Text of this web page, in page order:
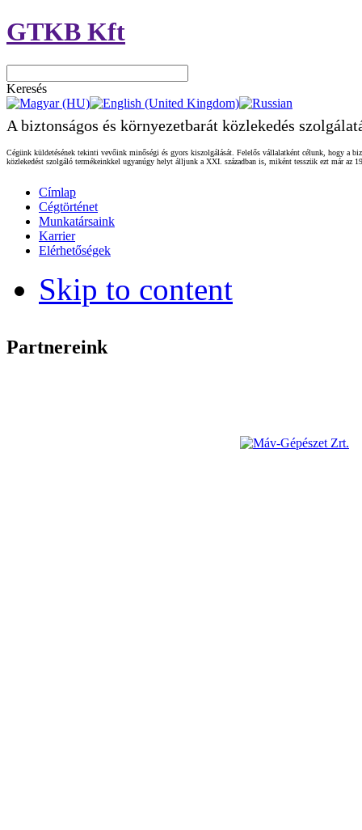
GTKB Kft
Keresés
A biztonságos és környezetbarát közlekedés
Cégünk küldetésének tekinti vevőink minőségi és gyors kiszolgálását. Felelős vállalatként célunk, hogy a
közlekedést szolgáló termékeinkkel ugyanúgy helyt álljunk a XXI. században is, miként tesszük ezt már az
Címlap
Cégtörténet
Munkatársaink
Karrier
Elérhetőségek
Skip to content
Partnereink